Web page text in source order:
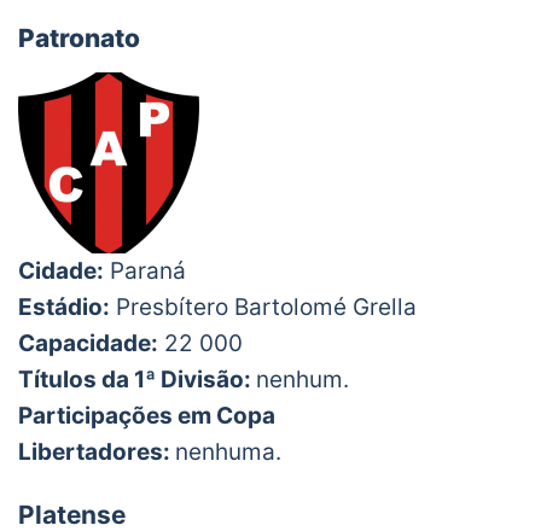
Patronato
Cidade: Paraná
Estádio: Presbítero Bartolomé Grella
Capacidade: 22 000
Títulos da 1ª Divisão: nenhum.
Participações em Copa
Libertadores: nenhuma.
Platense